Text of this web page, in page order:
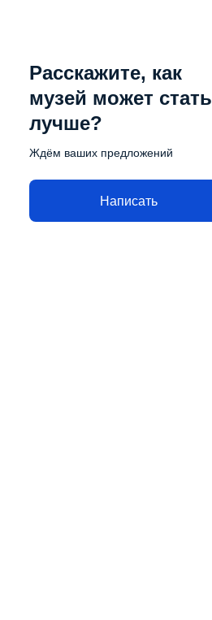
Расскажите, как
музей может стать
лучше?
Ждём ваших предложений
Написать